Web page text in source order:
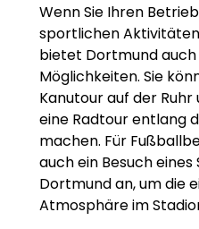
Wenn Sie Ihren
sportlichen
bietet Dortmund
Möglichkeiten. Sie
Kanutour auf der
eine Radtour entlang
machen. Für
auch ein Besuch eines
Dortmund an, um die
Atmosphäre im